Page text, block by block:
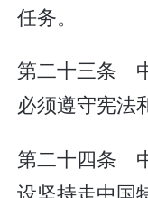
任务。
第二十三条
必须遵守宪法
第二十四条
设坚持走中国